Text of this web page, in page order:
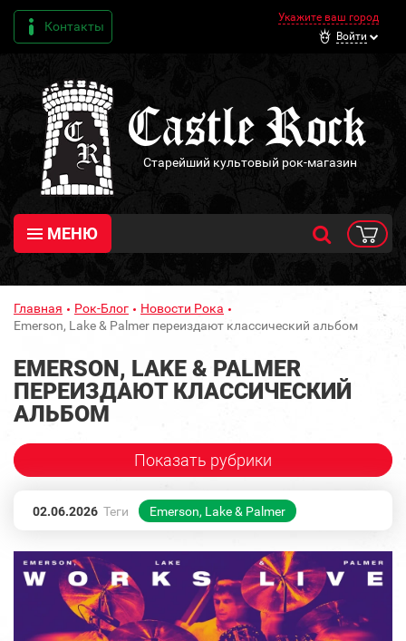
Контакты
Укажите ваш город
Войти
Старейший культовый рок-магазин
МЕНЮ
Главная Рок-Блог
Новости Рока
Emerson, Lake & Palmer переиздают классический альбом
EMERSON, LAKE & PALMER
ПЕРЕИЗДАЮТ КЛАССИЧЕСКИЙ
АЛЬБОМ
Показать рубрики
02.06.2026 Теги Emerson, Lake & Palmer